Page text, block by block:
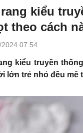
rang kiểu
theo cách
2024 07:54
kiểu truyền
lớn trẻ nhỏ đều mê